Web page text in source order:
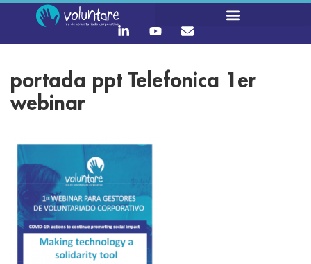
portada ppt Telefonica 1er
webinar